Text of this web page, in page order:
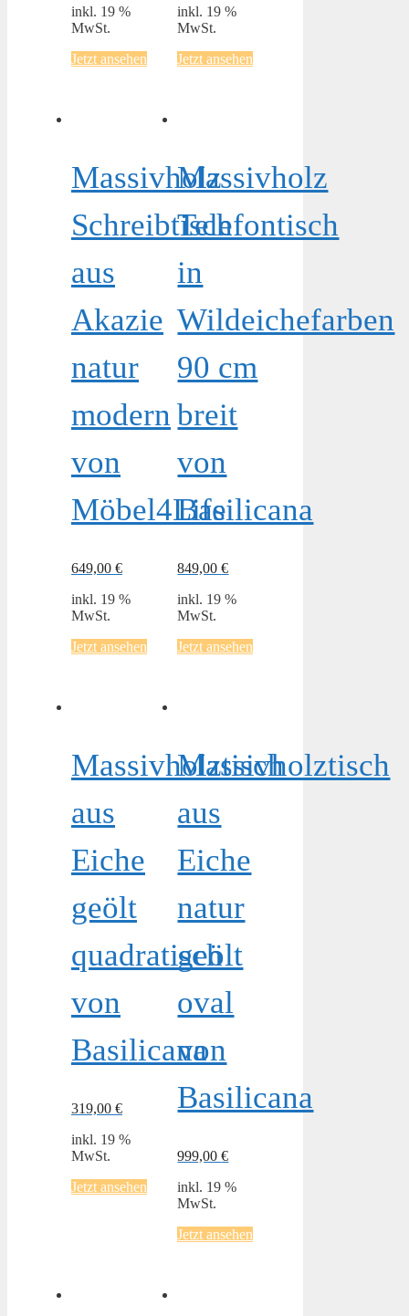
inkl. 19 %
MwSt.
Jetzt ansehen
inkl. 19 %
MwSt.
Jetzt ansehen
Massivholz
Schreibtisch
aus
Akazie
natur
modern
von
Möbel4Life
649,00 €
inkl. 19 %
MwSt.
Jetzt ansehen
Massivholz
Telefontisch
in
Wildeichefarben
90 cm
breit
von
Basilicana
849,00€
inkl. 19 %
MwSt.
Jetzt ansehen
Massivholztisch
aus
Eiche
geölt
quadratisch
von
Basilicana
319,00 €
inkl. 19 %
MwSt.
Jetzt ansehen
Massivholztisch
aus
Eiche
natur
geölt
oval
von
Basilicana
999,00€
inkl. 19 %
MwSt.
Jetzt ansehen